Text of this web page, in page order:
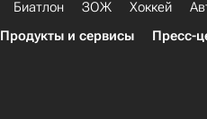
Биатлон ЗОЖ Хоккей
Продукты и сервисы Пресс-